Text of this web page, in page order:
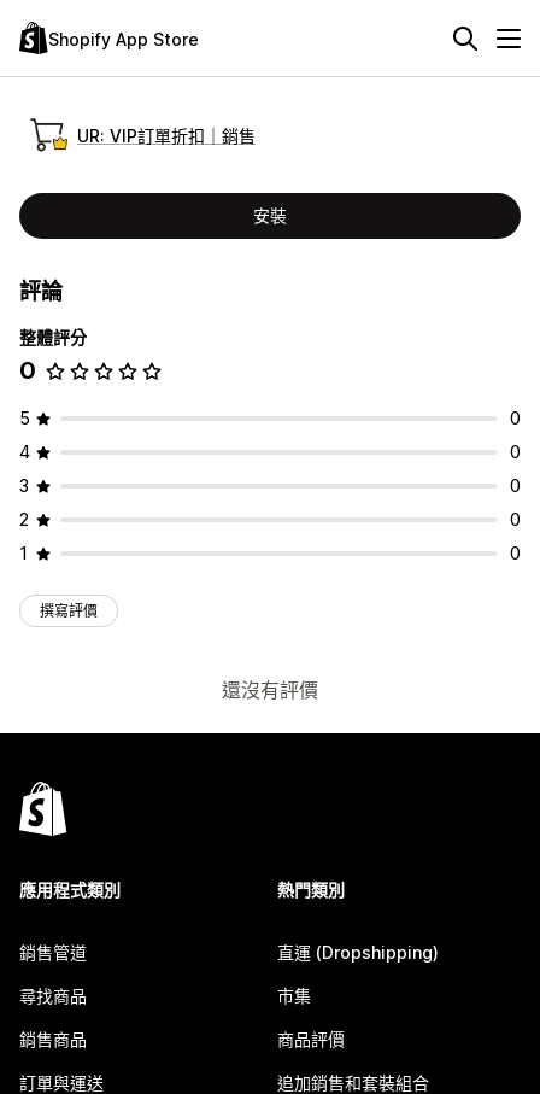
Shopify App Store
UR: VIP訂單折扣｜銷售
安裝
評論
整體評分
0
5
0
4
0
3
0
2
0
1
0
撰寫評價
還沒有評價
應用程式類別
銷售管道
尋找商品
銷售商品
訂單與運送
熱門類別
直運 (Dropshipping)
市集
商品評價
追加銷售和套裝組合